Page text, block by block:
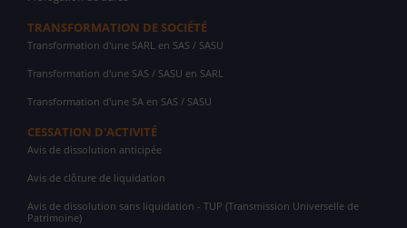
TRANSFORMATION DE SOCIÉTÉ
Transformation d'une SARL en SAS / SASU
Transformation d'une SAS / SASU en SARL
Transformation d'une SA en SAS / SASU
CESSATION D'ACTIVITÉ
Avis de dissolution anticipée
Avis de clôture de liquidation
Avis de dissolution sans liquidation - TUP (Transmission Universelle de
Patrimoine)